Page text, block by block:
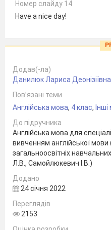
Номер слайду 14
Have a nice day!
Додав(-ла)
Данилюк Лариса Деонізіївна
Пов’язані теми
Англійська мова, 4 клас,
До підручника
Англійська мова для
вивченням англійської мови
загальноосвітніх
Л.В., Самойлюкевич І.В.)
Додано
24 січня 2022
Переглядів
2153